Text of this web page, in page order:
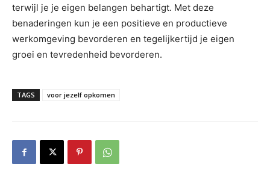
terwijl je je eigen belangen behartigt. Met deze
benaderingen kun je een positieve en productieve
werkomgeving bevorderen en tegelijkertijd je eigen
groei en tevredenheid bevorderen.
TAGS voor jezelf opkomen